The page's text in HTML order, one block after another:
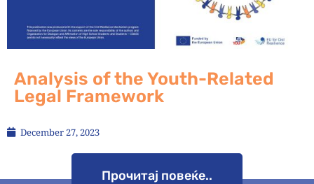
Analysis of the Youth-Related
Legal Framework
December 27, 2023
Прочитај повеќе..